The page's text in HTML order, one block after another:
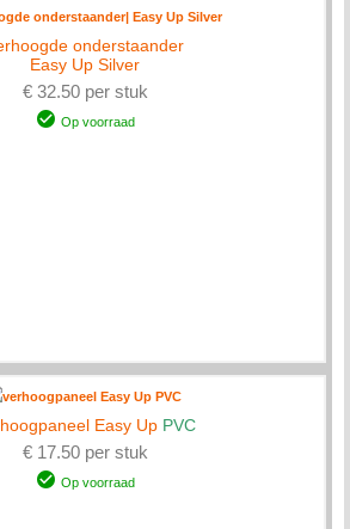
onderstaander
Easy Up Silver
€ 32.50 per stuk
Op voorraad
Easy Up PVC
€ 17.50 per stuk
Op voorraad